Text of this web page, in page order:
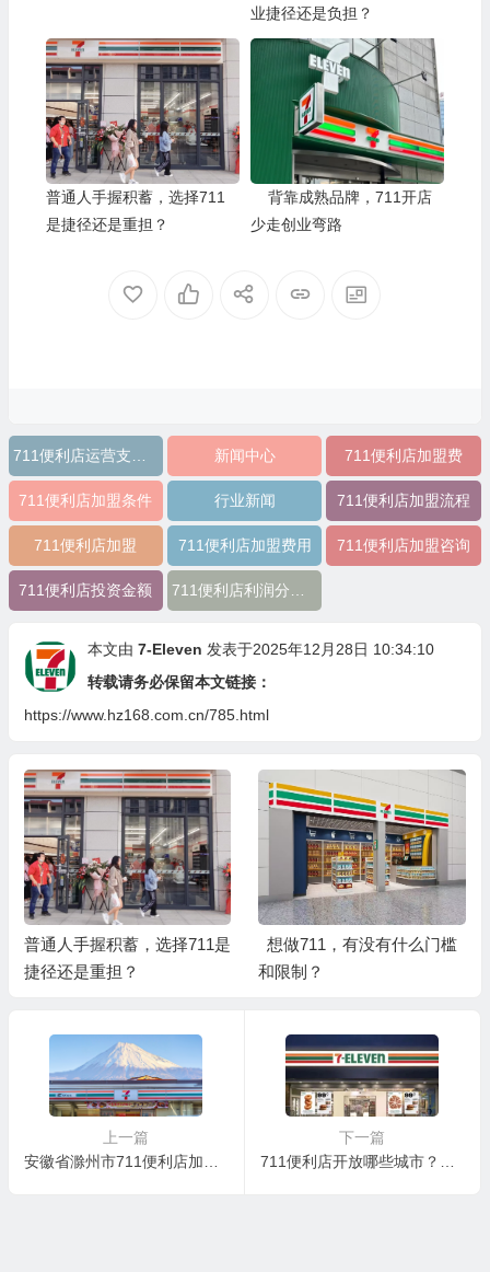
业捷径还是负担？
普通人手握积蓄，选择711
是捷径还是重担？
背靠成熟品牌，711开店
少走创业弯路
新闻中心 711便利店加盟费
711便利店加盟条件 行业新闻 711便利店加盟流程
711便利店加盟 711便利店加盟费用 711便利店加盟咨询
711便利店投资金额
本文由 7-Eleven 发表于2025年12月28日 10:34:10
转载请务必保留本文链接：
https://www.hz168.com.cn/785.html
普通人手握积蓄，选择711是
捷径还是重担？
想做711，有没有什么门槛
和限制？
上一篇
下一篇